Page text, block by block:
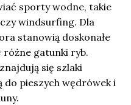
sporty wodne, takie
windsurfing. Dla
stanowią doskonałe
różne gatunki ryb.
się szlaki
pieszych wędrówek i